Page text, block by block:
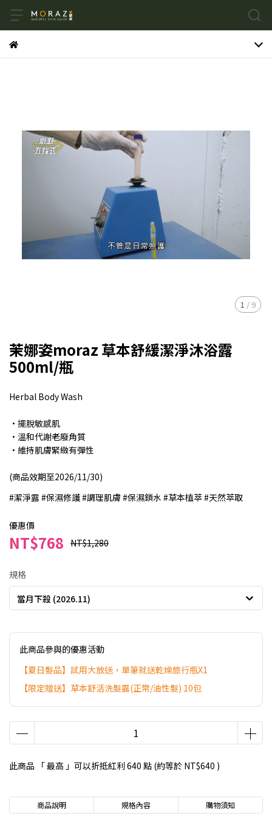
1 / 9
茉娜姿moraz 草本舒緩潔淨沐浴露
500ml/瓶
Herbal Body Wash
·擺脫敏感肌
·溫和代謝老廢角質
·維持肌膚緊緻有彈性
(商品效期至2026/11/30)
#潔淨露 #保濕修護 #調理肌膚 #保濕鎖水 #草本植萃 #天然萃取
優惠價
NT$768 NT$1,280
規格
當月下殺 (2026.11)
此商品參與的優惠活動
【夏日髮品】試用大放送，單筆就送乾燥旅行瓶X1
【限定贈送】草本舒活洗髮露(正常/油性髮) 10包
此商品 「 最高 」可以折抵紅利 640 點 (約等於 NT$640 )
商品說明 規格內容 購物須知